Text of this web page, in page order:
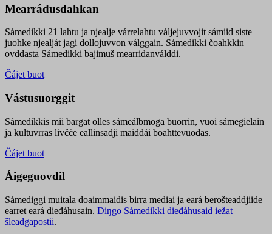
Mearrádusdahkan
Sámedikki 21 lahtu ja njealje várrelahtu váljejuvvojit sámiid siste
juohke njealját jagi dollojuvvon válggain. Sámedikki čoahkkin
ovddasta Sámedikki bajimuš mearridanválddi.
Čájet buot
Vástusuorggit
Sámedikkis mii bargat olles sámeálbmoga buorrin, vuoi sámegielain
ja kultuvrras livčče eallinsadji maiddái boahttevuođas.
Čájet buot
Áigeguovdil
Sámediggi muitala doaimmaidis birra mediai ja eará berošteaddjiide
earret eará dieđáhusain. Diŋgo Sámedikki dieđáhusaid iežat
šleađgapostii.